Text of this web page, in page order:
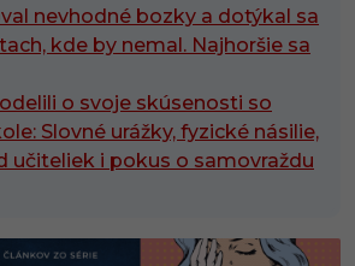
nevhodné bozky a dotýkal sa
kde by nemal. Najhoršie sa
o svoje skúsenosti so
Slovné urážky, fyzické násilie,
učiteliek i pokus o samovraždu